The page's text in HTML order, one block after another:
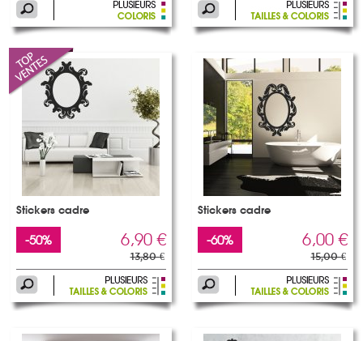
Stickers cadre
-50% 6,90 €
13,80 €
Stickers cadre
-60% 6,00 €
15,00 €